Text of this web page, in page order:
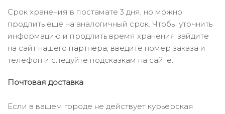
Срок хранения в постамате 3 дня, но можно
продлить ещё на аналогичный срок. Чтобы уточнить
информацию и продлить время хранения зайдите
на сайт нашего партнера, введите номер заказа и
телефон и следуйте подсказкам на сайте.
Почтовая доставка
Если в вашем городе не действует курьерская